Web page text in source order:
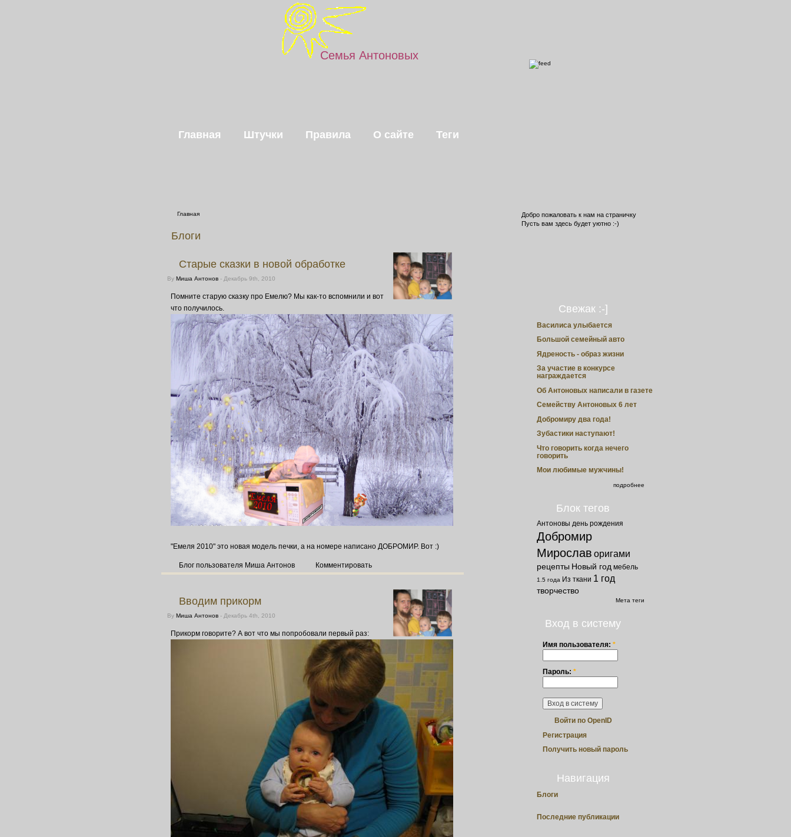
Семья Антоновых
Главная Штучки Правила О сайте Теги
Главная
Блоги
Старые сказки в новой обработке
By Миша Антонов - Декабрь 9th, 2010
Помните старую сказку про Емелю? Мы как-то вспомнили и вот
что получилось.
"Емеля 2010" это новая модель печки, а на номере написано ДОБРОМИР. Вот :)
Блог пользователя Миша Антонов Комментировать
Вводим прикорм
By Миша Антонов - Декабрь 4th, 2010
Прикорм говорите? А вот что мы попробовали первый раз:
Добро пожаловать к нам на страничку
Пусть вам здесь будет уютно :-)
Свежак :-]
Василиса улыбается
Большой семейный авто
Ядреность - образ жизни
За участие в конкурсе
награждается
Об Антоновых написали в газете
Семейству Антоновых 6 лет
Добромиру два года!
Зубастики наступают!
Что говорить когда нечего
говорить
Мои любимые мужчины!
подробнее
Блок тегов
Антоновы день рождения
Добромир
Мирослав оригами
рецепты Новый год мебель
1.5 года Из ткани 1 год
творчество
Мета теги
Вход в систему
Имя пользователя: *
Пароль: *
Войти по OpenID
Регистрация
Получить новый пароль
Навигация
Блоги
Последние публикации